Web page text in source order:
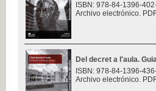
ISBN: 978-84-1396-
Archivo electrónico.
Del decret a l'aula.
ISBN: 978-84-1396-
Archivo electrónico.